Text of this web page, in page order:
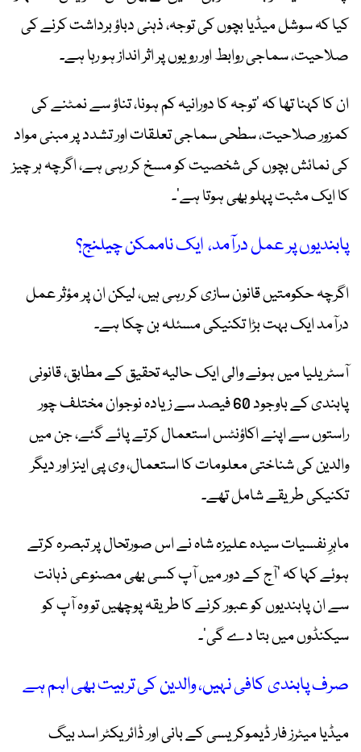
کیا کہ سوشل میڈیا بچوں کی توجہ، ذہنی دباؤ برداشت کرنے کی
صلاحیت، سماجی روابط اور رویوں پر اثر انداز ہو رہا ہے۔
ان کا کہنا تھا کہ ’توجہ کا دورانیہ کم ہونا، تناؤ سے نمٹنے کی
کمزور صلاحیت، سطحی سماجی تعلقات اور تشدد پر مبنی مواد
کی نمائش بچوں کی شخصیت کو مسخ کر رہی ہے، اگرچہ ہر چیز
کا ایک مثبت پہلو بھی ہوتا ہے‘۔
پابندیوں پر عمل درآمد، ایک ناممکن چیلنج؟
اگرچہ حکومتیں قانون سازی کر رہی ہیں، لیکن ان پر مؤثر عمل
درآمد ایک بہت بڑا تکنیکی مسئلہ بن چکا ہے۔
آسٹریلیا میں ہونے والی ایک حالیہ تحقیق کے مطابق، قانونی
پابندی کے باوجود 60 فیصد سے زیادہ نوجوان مختلف چور
راستوں سے اپنے اکاؤنٹس استعمال کرتے پائے گئے، جن میں
والدین کی شناختی معلومات کا استعمال، وی پی اینز اور دیگر
تکنیکی طریقے شامل تھے۔
ماہرِ نفسیات سیدہ علیزہ شاہ نے اس صورتحال پر تبصرہ کرتے
ہوئے کہا کہ ’آج کے دور میں آپ کسی بھی مصنوعی ذہانت
سے ان پابندیوں کو عبور کرنے کا طریقہ پوچھیں تو وہ آپ کو
سیکنڈوں میں بتا دے گی‘۔
صرف پابندی کافی نہیں، والدین کی تربیت بھی اہم ہے
میڈیا میٹرز فار ڈیموکریسی کے بانی اور ڈائریکٹر اسد بیگ